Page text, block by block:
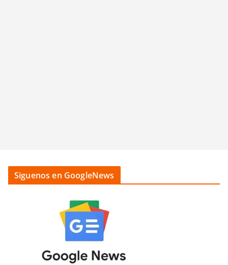
Siguenos en GoogleNews